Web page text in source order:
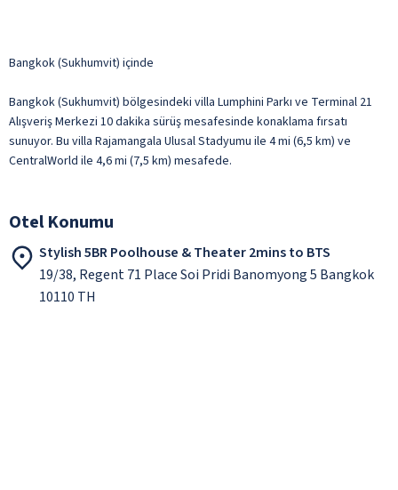
Bangkok (Sukhumvit) içinde
Bangkok (Sukhumvit) bölgesindeki villa Lumphini Parkı ve Terminal 21
Alışveriş Merkezi 10 dakika sürüş mesafesinde konaklama fırsatı
sunuyor. Bu villa Rajamangala Ulusal Stadyumu ile 4 mi (6,5 km) ve
CentralWorld ile 4,6 mi (7,5 km) mesafede.
Otel Konumu
Stylish 5BR Poolhouse & Theater 2mins to BTS
19/38, Regent 71 Place Soi Pridi Banomyong 5 Bangkok
10110 TH